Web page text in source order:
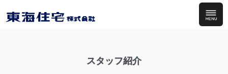
スタッフ紹介